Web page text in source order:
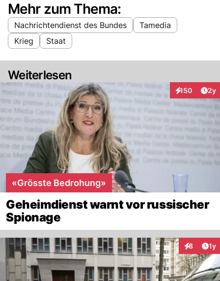
Mehr zum Thema:
Nachrichtendienst des Bundes
Tamedia
Krieg
Staat
Weiterlesen
150
Interaktionen
2y
«Grösste Bedrohung»
Geheimdienst warnt vor russischer
Spionage
8 1y